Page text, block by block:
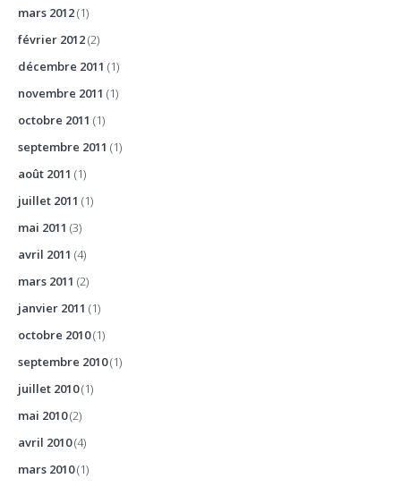
mars 2012(1)
février 2012(2)
décembre 2011 (1)
novembre 2011 (1)
octobre 2011 (1)
septembre 2011 (1)
août 2011 (1)
juillet 2011 (1)
mai 2011 (3)
avril 2011 (4)
mars 2011 (2)
janvier 2011 (1)
octobre 2010(1)
septembre 2010(1)
juillet 2010(1)
mai 2010(2)
avril 2010(4)
mars 2010(1)